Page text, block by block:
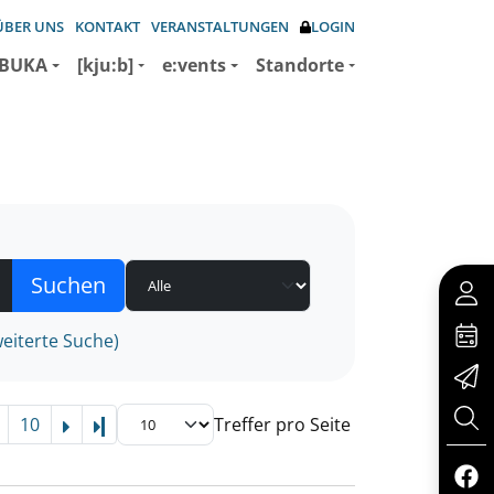
UNS KONTAKT VERANSTALTUNGEN LOGIN
[kju:b] e:vents Standorte
Suche)
10 Letzte Seite Treffer pro Seite